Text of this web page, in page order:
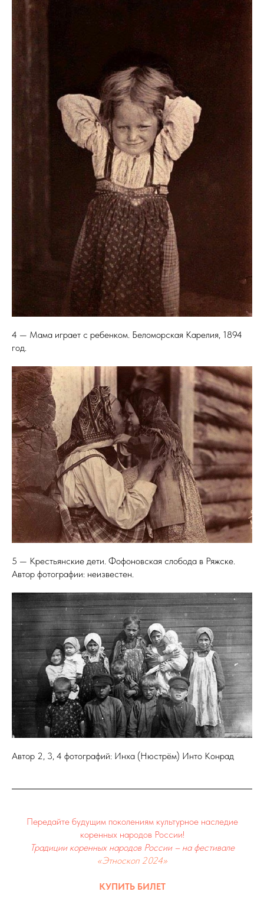
4 — Мама играет с ребенком. Беломорская Карелия, 1894
год.
5 — Крестьянские дети. Фофоновская слобода в Ряжске.
Автор фотографии: неизвестен.
Автор 2, 3, 4 фотографий: Инха (Нюстрём) Инто Конрад
Передайте будущим поколениям культурное наследие
коренных народов России!
Традиции коренных народов России – на фестивале
«Этноскоп 2024»
КУПИТЬ БИЛЕТ